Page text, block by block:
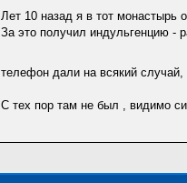
Лет 10 назад я в тот монастырь
За это получил индульгенцию -
телефон дали на всякий
С тех пор там не был , видимо